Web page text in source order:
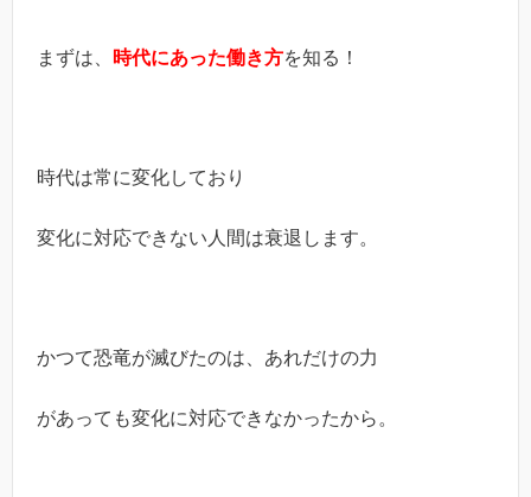
まずは、 時代にあった働き方を知る！
時代は常に変化しており
変化に対応できない人間は衰退します。
かつて恐竜が滅びたのは、あれだけの力
があっても変化に対応できなかったから。